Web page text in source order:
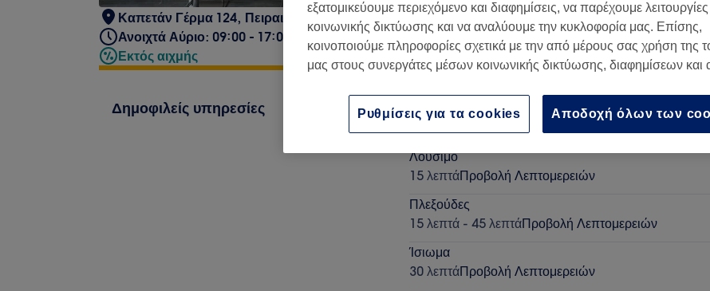
Καπετάν Γέρμα 124, Πειραιάς 185 44, Ελλάδα
Ανοιχτά Αύριο: 09:00 - 17:00
Εκτός αιχμής
Δημοφιλείς υπηρεσίες
Κούρεμα
Λούσιμο
15 λεπτάΠροβολή Λεπτομερειών
Πλεξούδες
15 λεπτά - 45 λεπτάΠροβολή Λεπτομερειών
Ίσιωμα
30 λεπτάΠροβολή Λεπτομερειών
εξατομικεύουμε περιεχόμενο και διαφημίσεις, να παρέχουμε
κοινωνικής δικτύωσης και να αναλύουμε την κυκλοφορία μας. Επίσης,
κοινοποιούμε πληροφορίες σχετικά με την από μέρους σας χρήση της
μας στους συνεργάτες μέσων κοινωνικής δικτύωσης, διαφημίσεων και
Αποδοχή όλων των
Ρυθμίσεις για τα cookies